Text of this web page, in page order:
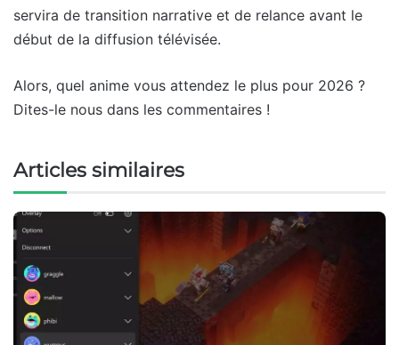
servira de transition narrative et de relance avant le
début de la diffusion télévisée.
Alors, quel anime vous attendez le plus pour 2026 ?
Dites-le nous dans les commentaires !
Articles similaires